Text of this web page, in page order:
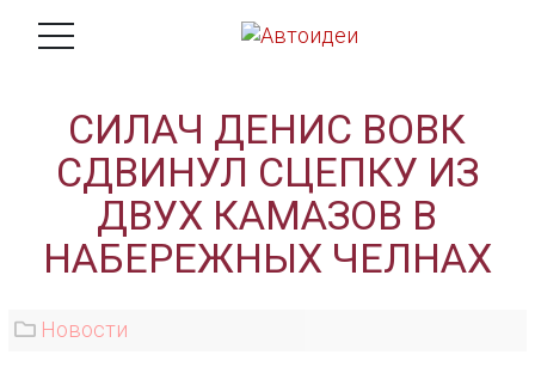
СИЛАЧ ДЕНИС ВОВК
СДВИНУЛ СЦЕПКУ ИЗ
ДВУХ КАМАЗОВ В
НАБЕРЕЖНЫХ ЧЕЛНАХ
Новости